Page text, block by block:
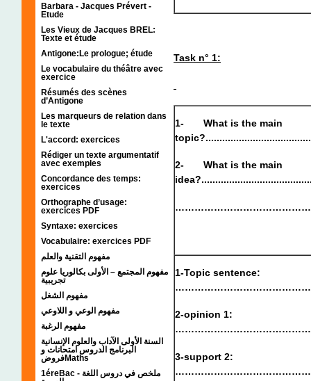
Barbara - Jacques Prévert -
Etude
Les Vieux de Jacques BREL:
Texte et étude
Antigone:Le prologue; étude
Le vocabulaire du théâtre avec
exercice
Résumés des scènes
d’Antigone
Les marqueurs de relation dans
le texte
L'accord: exercices
Rédiger un texte argumentatif
avec exemples
Concordance des temps:
exercices
Orthographe d’usage:
exercices PDF
Syntaxe: exercices
Vocabulaire: exercices PDF
مفهوم التقنية والعلم
مفهوم المجتمع – الأولى بكالوريا علوم
تجريبية
مفهوم الشغل
مفهوم الوعي و اللاوعي
مفهوم الرغبة
السنة الأولى الآداب والعلوم الإنسانية
البرنامج الدروس امتحانات و
فروضMaths
1éreBac - ملخص في دروس اللغة
Task n° 1:
1- What is the main
2- What is the main
1-Topic sentence:
2-opinion 1:
3-support 2: